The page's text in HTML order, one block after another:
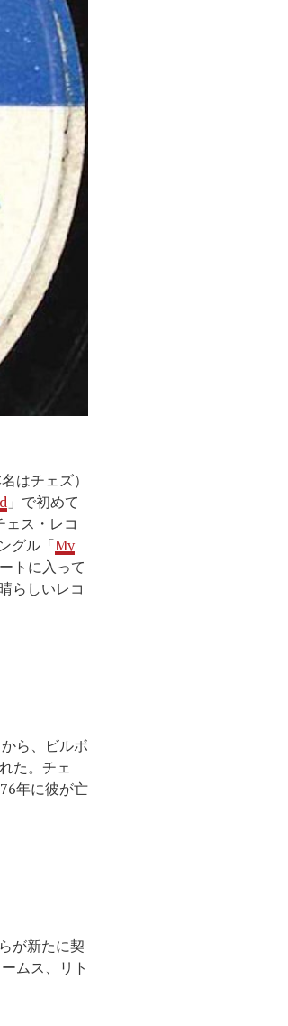
はチェズ）
」で初めて
ス・レコ
グル「My
トに入って
らしいレコ
ら、ビルボ
た。チェ
年に彼が亡
が新たに契
ムス、リト